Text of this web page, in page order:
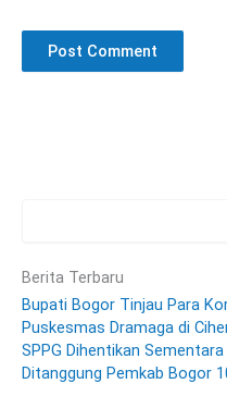
Berita Terbaru
Bupati Bogor Tinjau Para
Puskesmas Dramaga di
SPPG Dihentikan
Ditanggung Pemkab Bogor